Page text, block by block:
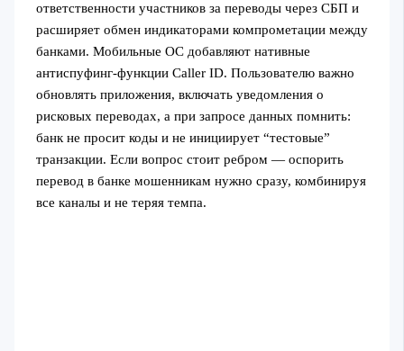
ответственности участников за переводы через СБП и
расширяет обмен индикаторами компрометации между
банками. Мобильные ОС добавляют нативные
антиспуфинг-функции Caller ID. Пользователю важно
обновлять приложения, включать уведомления о
рисковых переводах, а при запросе данных помнить:
банк не просит коды и не инициирует “тестовые”
транзакции. Если вопрос стоит ребром — оспорить
перевод в банке мошенникам нужно сразу, комбинируя
все каналы и не теряя темпа.